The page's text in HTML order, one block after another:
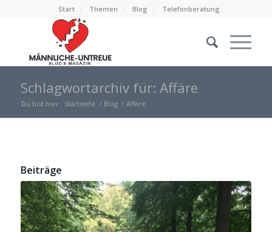
Start Themen Blog Telefonberatung
Schlagwortarchiv für: Affäre
Du bist hier: Startseite / Blog / Affäre
Beiträge